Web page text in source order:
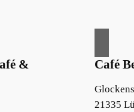
&
Café
21335